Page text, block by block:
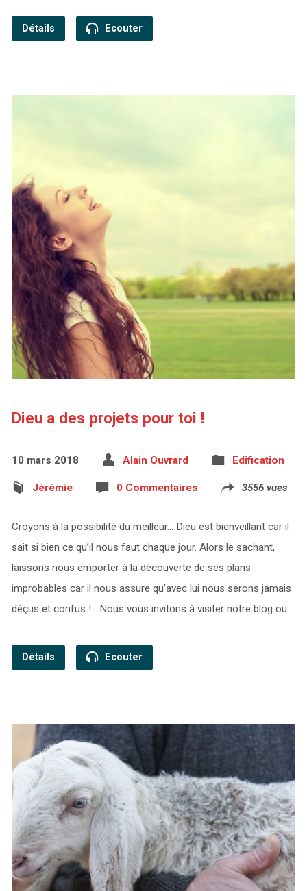
Détails Ecouter
Dieu a des projets pour toi !
10 mars 2018 Alain Ouvrard Edification
Jérémie 0 Commentaires 3556 vues
Croyons à la possibilité du meilleur… Dieu est bienveillant car il
sait si bien ce qu’il nous faut chaque jour. Alors le sachant,
laissons nous emporter à la découverte de ses plans
improbables car il nous assure qu’avec lui nous serons jamais
déçus et confus ! Nous vous invitons à visiter notre blog ou…
Détails Ecouter